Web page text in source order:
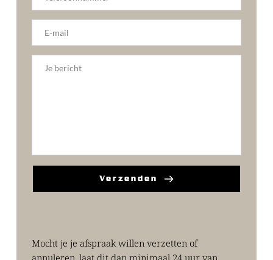
Verzenden
Mocht je je afspraak willen verzetten of